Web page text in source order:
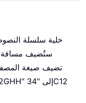
ستُضيف مسافة
تضيف صيغة